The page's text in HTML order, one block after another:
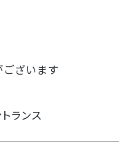
ざいます
ランス